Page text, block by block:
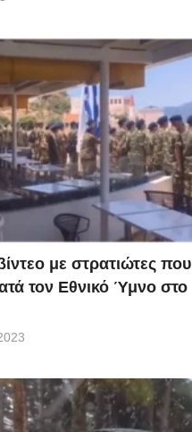
με στρατιώτες που
τον Εθνικό Ύμνο στο